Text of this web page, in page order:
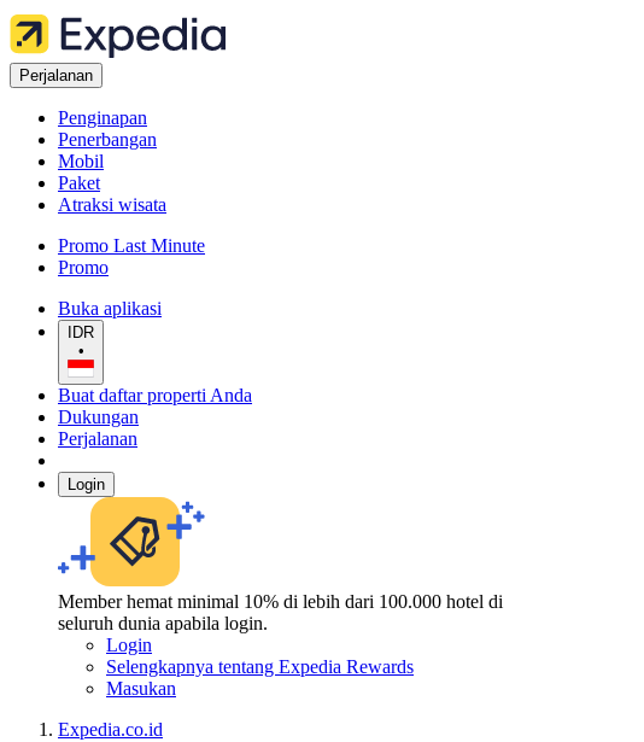
Perjalanan
Penginapan
Penerbangan
Mobil
Paket
Atraksi wisata
Promo Last Minute
Promo
Buka aplikasi
IDR
•
Buat daftar properti Anda
Dukungan
Perjalanan
Login
Member hemat minimal 10% di lebih dari 100.000 hotel di
seluruh dunia apabila login.
Login
Selengkapnya tentang Expedia Rewards
Masukan
Expedia.co.id